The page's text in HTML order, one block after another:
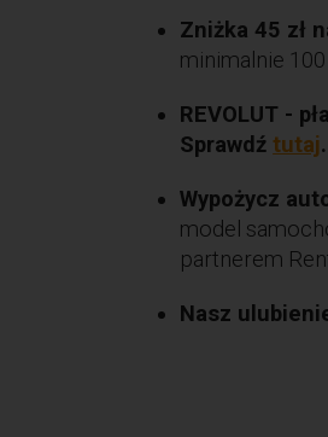
Zniżka 45 zł
minimalnie 100
REVOLUT -
Sprawdźtutaj.
Wypożycz
model
partnerem
Nasz